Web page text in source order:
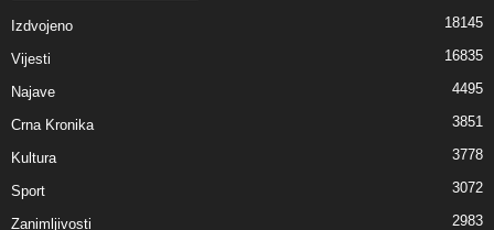
Izdvojeno 18145
Vijesti 16835
Najave 4495
Crna Kronika 3851
Kultura 3778
Sport 3072
Zanimljivosti 2983